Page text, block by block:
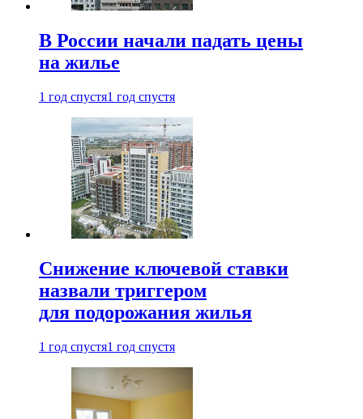
В России начали падать цены
на жилье
1 год спустя1 год спустя
Снижение ключевой ставки
назвали триггером
для подорожания жилья
1 год спустя1 год спустя